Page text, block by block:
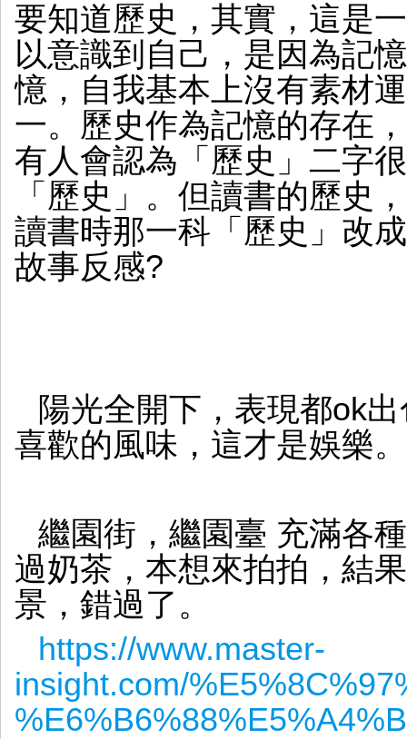
要知道歷史，其實，這是
以意識到自己，是因為記
憶，自我基本上沒有素材
一。歷史作為記憶的存在
有人會認為「歷史」二字
「歷史」。但讀書的歷史
讀書時那一科「歷史」改
故事反感?
陽光全開下，表現都ok
喜歡的風味，這才是娛樂。
繼園街，繼園臺 充滿各
過奶茶，本想來拍拍，結
景，錯過了。
https://www.master-
insight.com/